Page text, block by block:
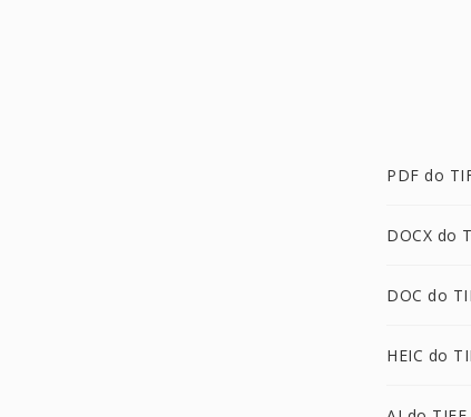
PDF do
DOCX do
DOC do
HEIC do